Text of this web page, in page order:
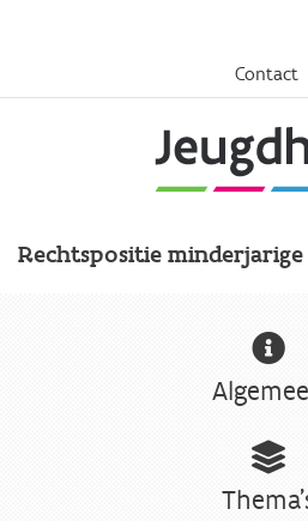
en
naar
de
Contact
Rechtspositie minderjarige